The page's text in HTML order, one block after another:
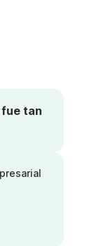
tan